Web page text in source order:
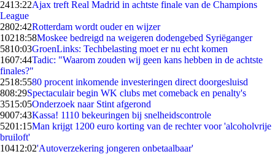
2413:22Ajax treft Real Madrid in achtste finale van de Champions
League
2802:42Rotterdam wordt ouder en wijzer
10218:58Moskee bedreigd na weigeren dodengebed Syriëganger
5810:03GroenLinks: Techbelasting moet er nu echt komen
1607:44Tadic: "Waarom zouden wij geen kans hebben in de achtste
finales?"
2518:5580 procent inkomende investeringen direct doorgesluisd
808:29Spectaculair begin WK clubs met comeback en penalty's
3515:05Onderzoek naar Stint afgerond
9007:43Kassa! 1110 bekeuringen bij snelheidscontrole
5201:15Man krijgt 1200 euro korting van de rechter voor 'alcoholvrije
bruiloft'
10412:02'Autoverzekering jongeren onbetaalbaar'